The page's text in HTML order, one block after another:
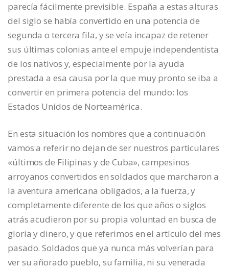
parecía fácilmente previsible. España a estas alturas
del siglo se había convertido en una potencia de
segunda o tercera fila, y se veía incapaz de retener
sus últimas colonias ante el empuje independentista
de los nativos y, especialmente por la ayuda
prestada a esa causa por la que muy pronto se iba a
convertir en primera potencia del mundo: los
Estados Unidos de Norteamérica.
En esta situación los nombres que a continuación
vamos a referir no dejan de ser nuestros particulares
«últimos de Filipinas y de Cuba», campesinos
arroyanos convertidos en soldados que marcharon a
la aventura americana obligados, a la fuerza, y
completamente diferente de los que años o siglos
atrás acudieron por su propia voluntad en busca de
gloria y dinero, y que referimos en el artículo del mes
pasado. Soldados que ya nunca más volverían para
ver su añorado pueblo, su familia, ni su venerada